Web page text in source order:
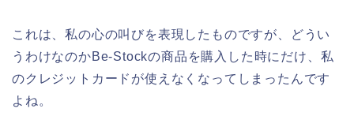
これは、私の心の叫びを表現したものですが、どうい
うわけなのかBe-Stockの商品を購入した時にだけ、私
のクレジットカードが使えなくなってしまったんです
よね。